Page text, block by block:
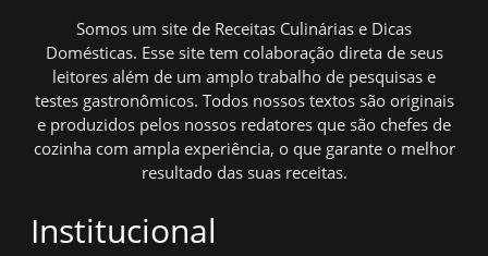
Somos um site de Receitas Culinárias e Dicas
Domésticas. Esse site tem colaboração direta de seus
leitores além de um amplo trabalho de pesquisas e
testes gastronômicos. Todos nossos textos são originais
e produzidos pelos nossos redatores que são chefes de
cozinha com ampla experiência, o que garante o melhor
resultado das suas receitas.
Institucional